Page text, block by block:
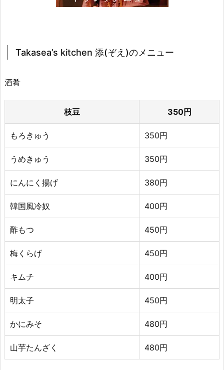
Takasea’s kitchen 添(ぞえ)のメニュー
酒肴
枝豆 350円
もろきゅう 350円
うめきゅう 350円
にんにく揚げ 380円
韓国風冷奴 400円
酢もつ 450円
梅くらげ 450円
キムチ 400円
明太子 450円
かにみそ 480円
山芋たんざく 480円